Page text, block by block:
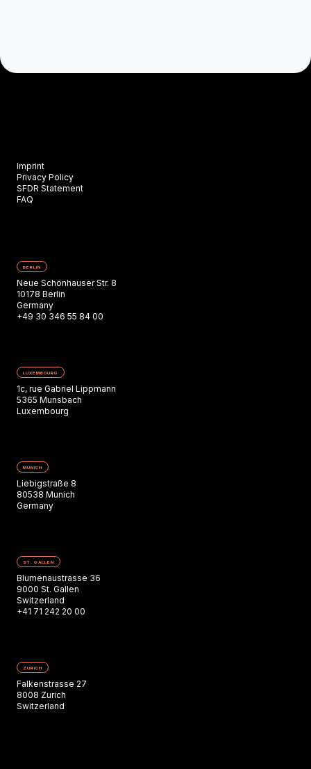
Imprint
Privacy Policy
SFDR Statement
FAQ
BERLIN
Neue Schönhauser Str. 8
10178 Berlin
Germany
+49 30 346 55 84 00
LUXEMBOURG
1c, rue Gabriel Lippmann
5365 Munsbach
Luxembourg
MUNICH
Liebigstraße 8
80538 Munich
Germany
ST. GALLEN
Blumenaustrasse 36
9000 St. Gallen
Switzerland
+41 71 242 20 00
ZURICH
Falkenstrasse 27
8008 Zurich
Switzerland